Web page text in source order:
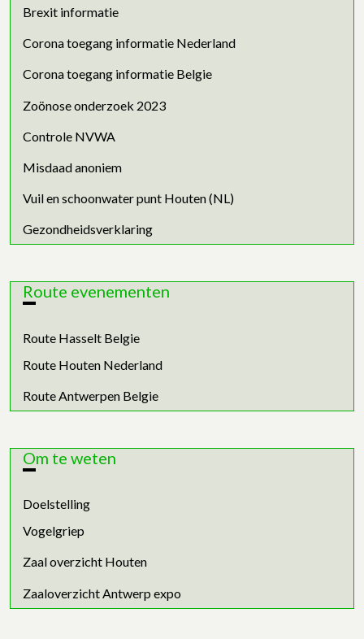
Brexit informatie
Corona toegang informatie Nederland
Corona toegang informatie Belgie
Zoönose onderzoek 2023
Controle NVWA
Misdaad anoniem
Vuil en schoonwater punt Houten (NL)
Gezondheidsverklaring
Route evenementen
Route Hasselt Belgie
Route Houten Nederland
Route Antwerpen Belgie
Om te weten
Doelstelling
Vogelgriep
Zaal overzicht Houten
Zaaloverzicht Antwerp expo